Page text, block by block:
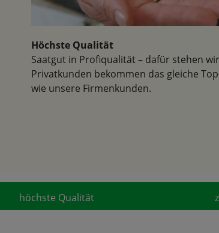
Höchste Qualität
Saatgut in Profiqualität – dafür stehen wir!
Privatkunden bekommen das gleiche
wie unsere Firmenkunden.
höchste Qualität